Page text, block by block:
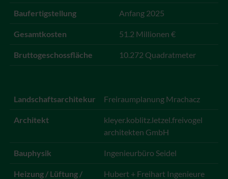
Baufertigstellung Anfang 2025
Gesamtkosten 51.2 Millionen €
Bruttogeschossfläche 10.272 Quadratmeter
Landschaftsarchitekur Freiraumplanung Mrachacz
Architekt
kleyer.koblitz.letzel.freivogel
architekten GmbH
Bauphysik Ingenieurbüro Seidel
Heizung / Lüftung /
Hubert + Freihart Ingenieure